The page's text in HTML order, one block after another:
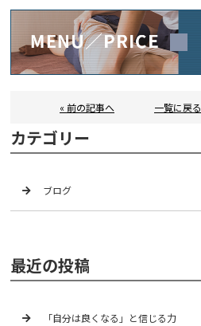
« 前の記事へ 一覧に戻る
カテゴリー
ブログ
最近の投稿
「自分は良くなる」と信じる力